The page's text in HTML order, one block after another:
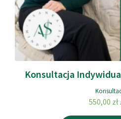
Konsultacja
550,00 zł